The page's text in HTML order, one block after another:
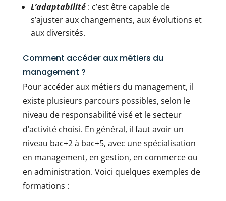
L’adaptabilité : c’est être capable de
s’ajuster aux changements, aux évolutions et
aux diversités.
Comment accéder aux métiers du
management ?
Pour accéder aux métiers du management, il
existe plusieurs parcours possibles, selon le
niveau de responsabilité visé et le secteur
d’activité choisi. En général, il faut avoir un
niveau bac+2 à bac+5, avec une spécialisation
en management, en gestion, en commerce ou
en administration. Voici quelques exemples de
formations :